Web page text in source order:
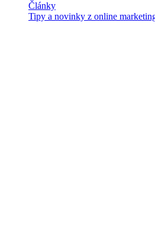
Články
Tipy a novinky z online